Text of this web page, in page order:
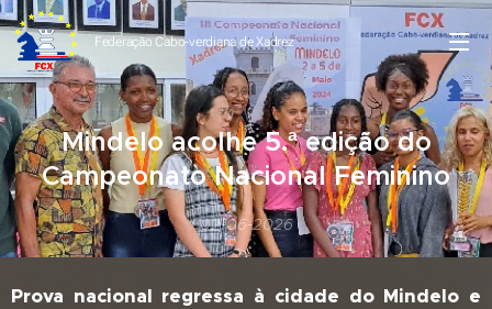
Federação Cabo-verdiana deXadrez
Mindelo acolhe 5.ª edição do
Campeonato Nacional Feminino
02-06-2026
Prova nacional regressa à cidade do Mindelo e